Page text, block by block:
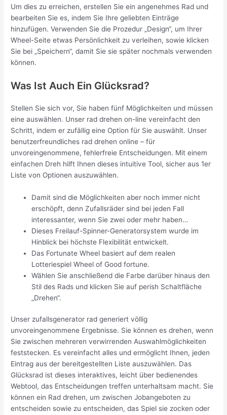
Um dies zu erreichen, erstellen Sie ein angenehmes Rad und
bearbeiten Sie es, indem Sie Ihre geliebten Einträge
hinzufügen. Verwenden Sie die Prozedur „Design“, um Ihrer
Wheel-Seite etwas Persönlichkeit zu verleihen, sowie klicken
Sie bei „Speichern“, damit Sie sie später nochmals verwenden
können.
Was Ist Auch Ein Glücksrad?
Stellen Sie sich vor, Sie haben fünf Möglichkeiten und müssen
eine auswählen. Unser rad drehen on-line vereinfacht den
Schritt, indem er zufällig eine Option für Sie auswählt. Unser
benutzerfreundliches rad drehen online – für
unvoreingenommene, fehlerfreie Entscheidungen. Mit einem
einfachen Dreh hilft Ihnen dieses intuitive Tool, sicher aus 1er
Liste von Optionen auszuwählen.
Damit sind die Möglichkeiten aber noch immer nicht
erschöpft, denn Zufallsräder sind bei jeden Fall
interessanter, wenn Sie zwei oder mehr haben…
Dieses Freilauf-Spinner-Generatorsystem wurde im
Hinblick bei höchste Flexibilität entwickelt.
Das Fortunate Wheel basiert auf dem realen
Lotteriespiel Wheel of Good fortune.
Wählen Sie anschließend die Farbe darüber hinaus den
Stil des Rads und klicken Sie auf perish Schaltfläche
„Drehen“.
Unser zufallsgenerator rad generiert völlig
unvoreingenommene Ergebnisse. Sie können es drehen, wenn
Sie zwischen mehreren verwirrenden Auswahlmöglichkeiten
feststecken. Es vereinfacht alles und ermöglicht Ihnen, jeden
Eintrag aus der bereitgestellten Liste auszuwählen. Das
Glücksrad ist dieses interaktives, leicht über bedienendes
Webtool, das Entscheidungen treffen unterhaltsam macht. Sie
können ein Rad drehen, um zwischen Jobangeboten zu
entscheiden sowie zu entscheiden, das Spiel sie zocken oder